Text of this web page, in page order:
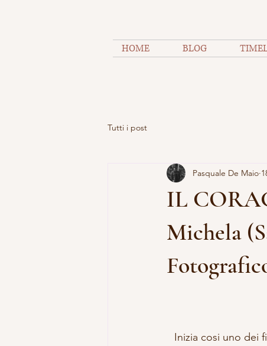
HOME BLOG
Tutti i post
IL
Michela
Pasquale De Maio
Inizia cosi uno dei